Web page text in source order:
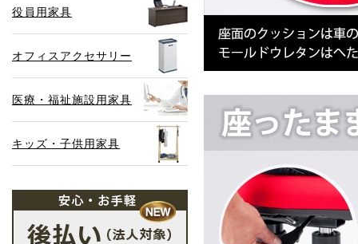
役員用家具
オフィスアクセサリー
医療・福祉施設用家具
キッズ・子供用家具